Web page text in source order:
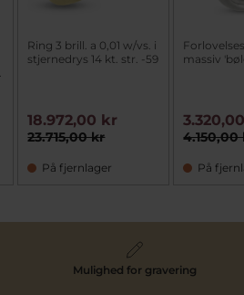
Ring 3 brill. a 0,01 w/vs. i
stjernedrys 14 kt. str. -59
23.715,00 kr
18.972,00 kr
På fjernlager
massiv
4.150,00
På
Mulighed for gravering